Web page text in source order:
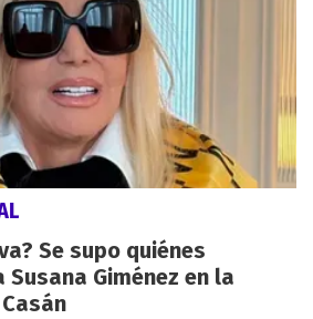
Se supo quiénes
Giménez en la